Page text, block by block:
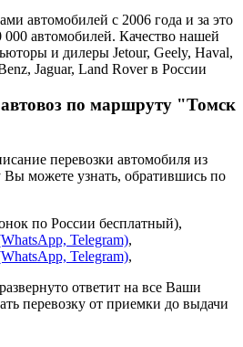
автомобилей с 2006 года и за это
000 автомобилей. Качество нашей
и дилеры Jetour, Geely, Haval,
Jaguar, Land Rover в России
по маршруту "Томск
перевозки автомобиля из
можете узнать, обратившись по
по России бесплатный),
Telegram),
Telegram),
ответит на все Ваши
перевозку от приемки до выдачи